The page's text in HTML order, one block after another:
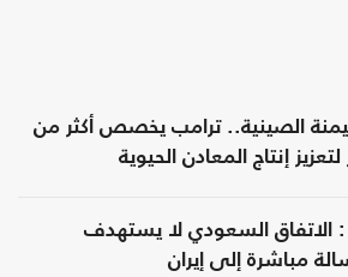
الصينية.. ترامب يخصص أكثر من
إنتاج المعادن الحيوية
: الاتفاق السعودي لا يستهدف
مباشرة إلى إيران